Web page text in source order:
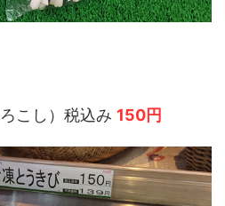
こし）税込み 150円